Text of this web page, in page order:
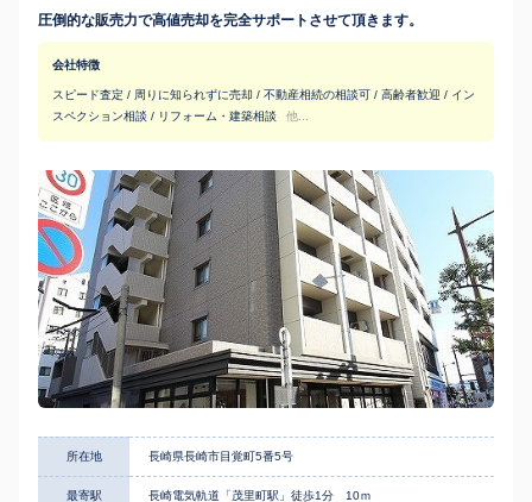
圧倒的な販売力で高値売却を完全サポートさせて頂きます。
会社特徴
スピード査定 / 周りに知られずに売却 / 不動産相続の相談可 / 高齢者歓迎 / イン
スペクション相談 / リフォーム・建築相談
他...
所在地 長崎県長崎市目覚町5番5号
最寄駅 長崎電気軌道「茂里町駅」徒歩1分 10ｍ